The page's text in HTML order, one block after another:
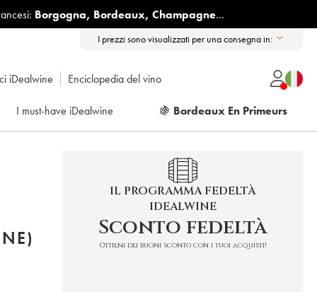
Borgogna, Bordeaux, Champagne...
I prezzi sono visualizzati per una consegna in:
iDealwine Enciclopedia del vino
I must-have iDealwine 🍇 Bordeaux En Primeurs
IL PROGRAMMA FEDELTÀ
IDEALWINE
Sconto fedeltà
Ottieni dei buoni sconto con i tuoi acquisti!